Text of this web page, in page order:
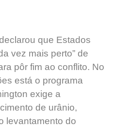
que Estados
vez mais perto” de
pôr fim ao conflito. No
está o programa
exige a
de urânio,
levantamento do